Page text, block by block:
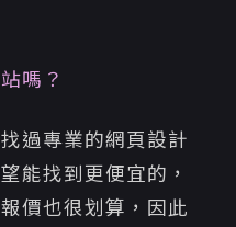
嗎？
過專業的網頁設計
能找到更便宜的，
價也很划算，因此